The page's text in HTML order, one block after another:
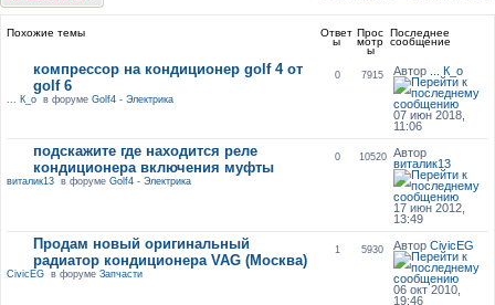
Похожие темы Ответ
ы
Прос
мотр
ы
Последнее
сообщение
компрессор на кондиционер golf 4 от
golf 6
... К_ов форуме Golf4 - Электрика
0 7915 Автор ... К_о
07 июн 2018,
11:06
подскажите где находится реле
кондиционера включения муфты
виталик13в форуме Golf4 - Электрика
0 10520
Автор
виталик13
17 июн 2012,
13:49
Продам новый оригинальный
радиатор кондиционера VAG (Москва)
CivicEGв форуме Запчасти
1 5930 АвторCivicEG
06 окт 2010,
19:46